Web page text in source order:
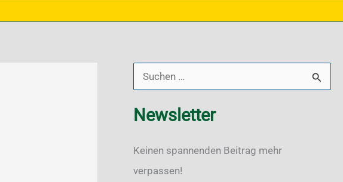
u
c
e
n
Newsletter
Keinen spannenden Beitrag mehr
verpassen!